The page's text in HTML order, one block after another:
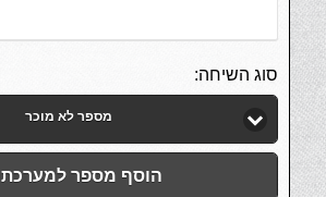
סוג השיחה:
מספר לא מוכר
הוסף מספר למערכת